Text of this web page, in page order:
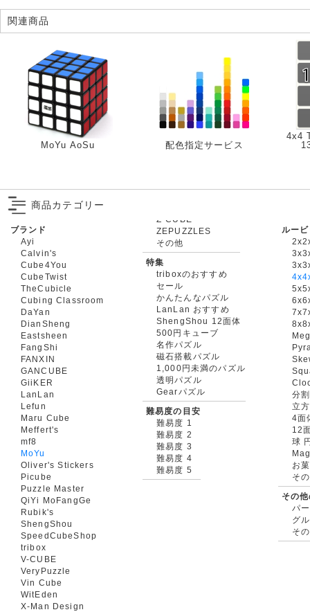
関連商品
MoYu AoSu 配色指定サービス
4x4
商品カテゴリー
ブランド
Ayi
Calvin's
Cube4You
CubeTwist
TheCubicle
Cubing Classroom
DaYan
DianSheng
Eastsheen
FangShi
FANXIN
GANCUBE
GiiKER
LanLan
Lefun
Maru Cube
Meffert's
mf8
MoYu
Oliver's Stickers
Picube
Puzzle Master
QiYi MoFangGe
Rubik's
ShengShou
SpeedCubeShop
tribox
V-CUBE
VeryPuzzle
Vin Cube
WitEden
X-Man Design
ZEPUZZLES
その他
特集
triboxのおすすめ
セール
かんたんなパズル
LanLan おすすめ
ShengShou 12面体
500円キューブ
名作パズル
磁石搭載パズル
1,000円未満のパズル
透明パズル
Gearパズル
難易度の目安
難易度 1
難易度 2
難易度 3
難易度 4
難易度 5
ルー
分
立
4面
12
球
お
そ
その
パ
グ
そ